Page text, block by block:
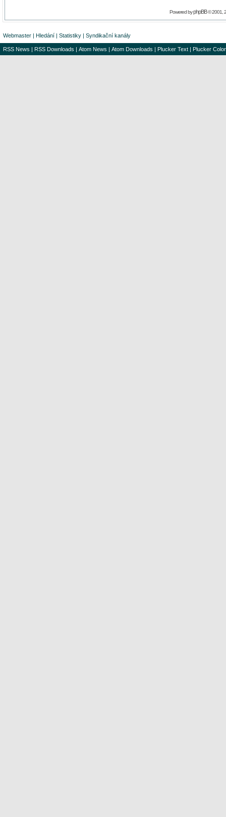
Powered byphpBB© 2001,
Webmaster | Hledání | Statistiky | Syndikační kanály
RSS News | RSS Downloads | Atom News | Atom Downloads | Plucker Text | Plucker Color